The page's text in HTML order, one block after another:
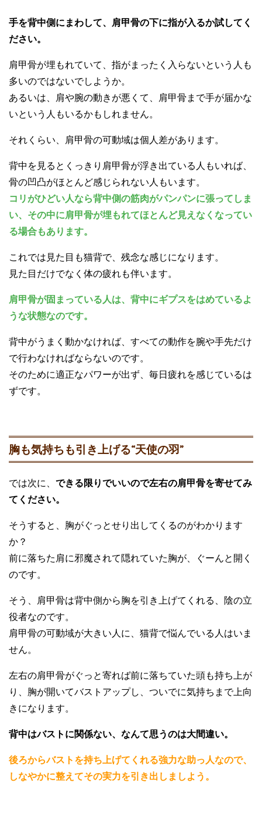
手を背中側にまわして、肩甲骨の下に指が入るか試してく
ださい。
肩甲骨が埋もれていて、指がまったく入らないという人も
多いのではないでしようか。
あるいは、肩や腕の動きが悪くて、肩甲骨まで手が届かな
いという人もいるかもしれません。
それくらい、肩甲骨の可動域は個人差があります。
背中を見るとくっきり肩甲骨が浮き出ている人もいれば、
骨の凹凸がほとんど感じられない人もいます。
コリがひどい人なら背中側の筋肉がパンパンに張ってしま
い、その中に肩甲骨が埋もれてほとんど見えなくなってい
る場合もあります。
これでは見た目も猫背で、残念な感じになります。
見た目だけでなく体の疲れも伴います。
肩甲骨が固まっている人は、背中にギプスをはめているよ
うな状態なのです。
背中がうまく動かなければ、すべての動作を腕や手先だけ
で行わなければならないのです。
そのために適正なパワーが出ず、毎日疲れを感じているは
ずです。
胸も気持ちも引き上げる“天使の羽”
では次に、 できる限りでいいので左右の肩甲骨を寄せてみ
てください。
そうすると、胸がぐっとせり出してくるのがわかります
か？
前に落ちた肩に邪魔されて隠れていた胸が、ぐーんと開く
のです。
そう、肩甲骨は背中側から胸を引き上げてくれる、陰の立
役者なのです。
肩甲骨の可動域が大きい人に、猫背で悩んでいる人はいま
せん。
左右の肩甲骨がぐっと寄れば前に落ちていた頭も持ち上が
り、胸が開いてバストアップし、ついでに気持ちまで上向
きになります。
背中はバストに関係ない、なんて思うのは大間違い。
後ろからバストを持ち上げてくれる強力な助っ人なので、
しなやかに整えてその実力を引き出しましよう。